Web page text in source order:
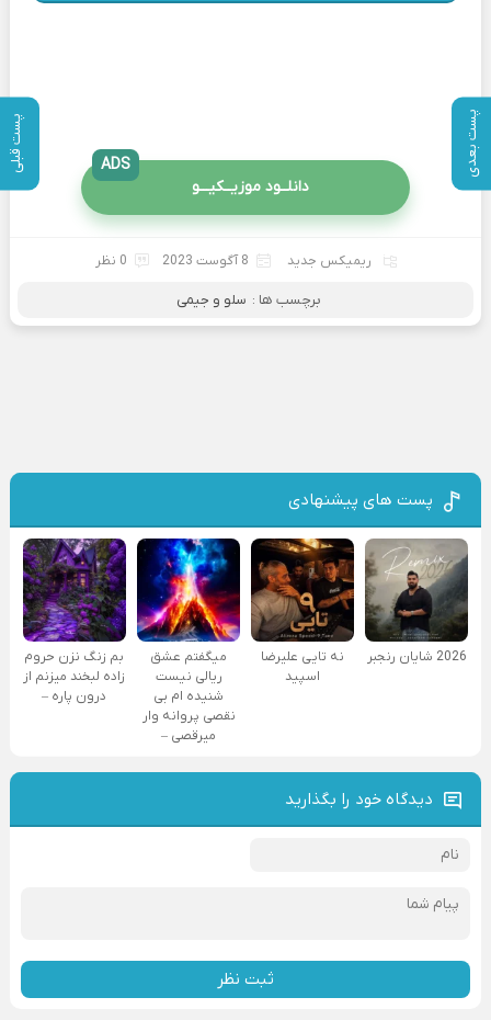
پست بعدی پست قبلی
دانلــود موزیــکیـــو
ADS
ریمیکس جدید 8 آگوست 2023 0 نظر
برچسب ها : سلو و جیمی
پست های پیشنهادی
2026 شایان رنجبر
نه تایی علیرضا
اسپید
میگفتم عشق
ریالی نیست
شنیده ام بی
نقصی پروانه وار
میرقصی –
بم زنگ نزن حروم
زاده لبخند میزنم از
درون پاره –
دیدگاه خود را بگذارید
ثبت نظر